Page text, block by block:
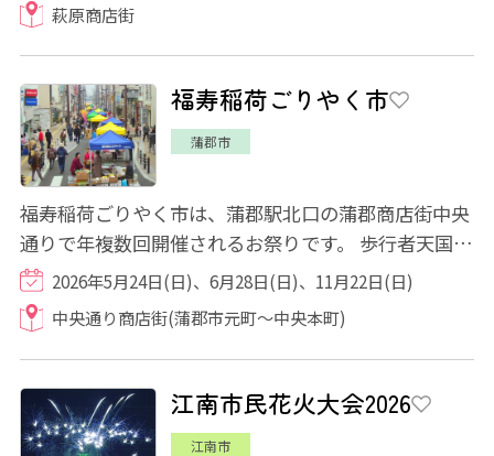
萩原商店街
福寿稲荷ごりやく市
蒲郡市
福寿稲荷ごりやく市は、蒲郡駅北口の蒲郡商店街中央
通りで年複数回開催されるお祭りです。 歩行者天国と
なる中央通りには、食べ物・飲み物の他に...
2026年5月24日(日)、6月28日(日)、11月22日(日)
中央通り商店街(蒲郡市元町～中央本町)
江南市民花火大会2026
江南市